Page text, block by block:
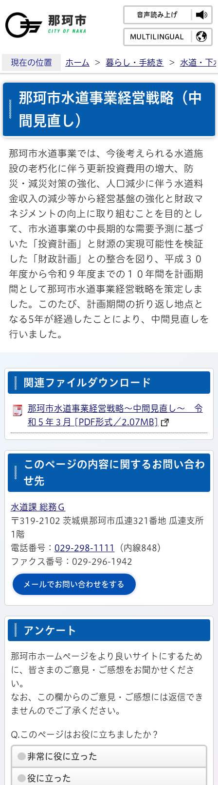
那珂市公式ホームペ
音声読み上げ
MULTILINGUAL
現在の位置 ホーム > 暮らし・手続き > 水道・下
那珂市水道事業経営戦略（中
間見直し）
那珂市水道事業では、今後考えられる水道施
設の老朽化に伴う更新投資費用の増大、防
災・減災対策の強化、人口減少に伴う水道料
金収入の減少等から経営基盤の強化と財政マ
ネジメントの向上に取り組むことを目的とし
て、市水道事業の中長期的な需要予測に基づ
いた「投資計画」と財源の実現可能性を検証
した「財政計画」との整合を図り、平成３０
年度から令和９年度までの１０年間を計画期
間として那珂市水道事業経営戦略を策定しま
した。このたび、計画期間の折り返し地点と
なる5年が経過したことにより、中間見直しを
行いました。
関連ファイルダウンロード
那珂市水道事業経営戦略〜中間見直し〜 令
和５年３月 [PDF形式／2.07MB]
このページの内容に関するお問い合わ
せ先
水道課 総務Ｇ
〒319-2102 茨城県那珂市瓜連321番地 瓜連支所
1階
電話番号： 029-298-1111
（内線848）
ファクス番号：029-296-1942
メールでお問い合わせをする
アンケート
那珂市ホームページをより良いサイトにするため
に、皆さまのご意見・ご感想をお聞かせくださ
い。
なお、この欄からのご意見・ご感想には返信でき
ませんのでご了承ください。
Q.このページはお役に立ちましたか？
非常に役に立った
役に立った